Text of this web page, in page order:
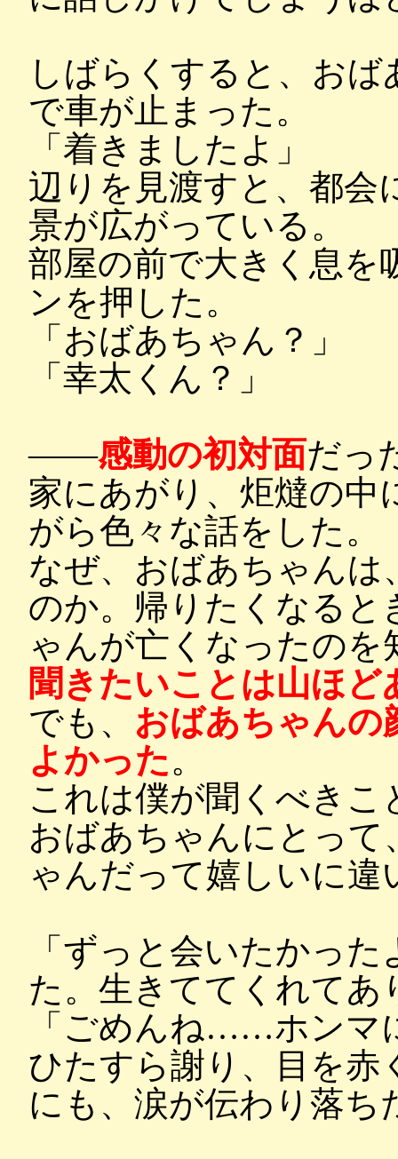
しばらくすると、お
で車が止まった。
「着きましたよ」
辺りを見渡すと、都会
景が広がっている。
部屋の前で大きく息を
ンを押した。
「おばあちゃん？」
「幸太くん？」
――感動の初対面だっ
家にあがり、炬燵の中
がら色々な話をした。
なぜ、おばあちゃんは
のか。帰りたくなる
ゃんが亡くなったの
聞きたいことは山ほど
でも、 おばあちゃんの
よかった。
これは僕が聞くべきこ
おばあちゃんにとっ
ゃんだって嬉しいに違
「ずっと会いたかっ
た。生きててくれてあ
「ごめんね……ホン
ひたすら謝り、目を赤
にも、涙が伝わり落ち